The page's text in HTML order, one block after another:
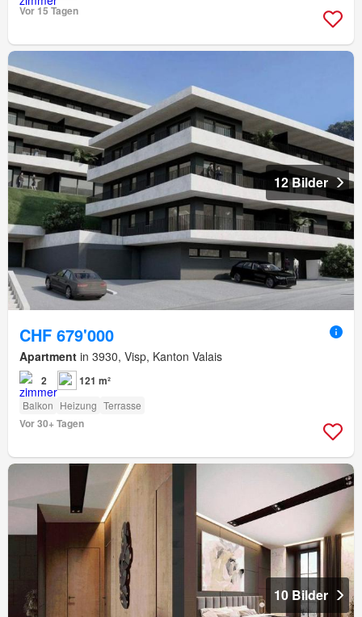
Vor 15 Tagen
12 Bilder
CHF 679'000
Apartment in 3930, Visp, Kanton Valais
2 121 m²
Balkon Heizung Terrasse
Vor 30+ Tagen
10 Bilder